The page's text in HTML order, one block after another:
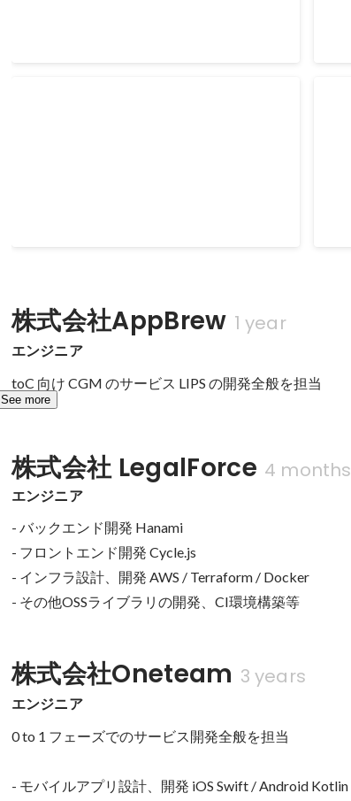
株式会社AppBrew 1 year
エンジニア
toC 向け CGM のサービス LIPS の開発全般を担当
See more
株式会社 LegalForce 4 months
エンジニア
- バックエンド開発 Hanami
- フロントエンド開発 Cycle.js
- インフラ設計、開発 AWS / Terraform / Docker
- その他OSSライブラリの開発、CI環境構築等
株式会社Oneteam 3 years
エンジニア
0 to 1 フェーズでのサービス開発全般を担当
- モバイルアプリ設計、開発 iOS Swift / Android Kotlin